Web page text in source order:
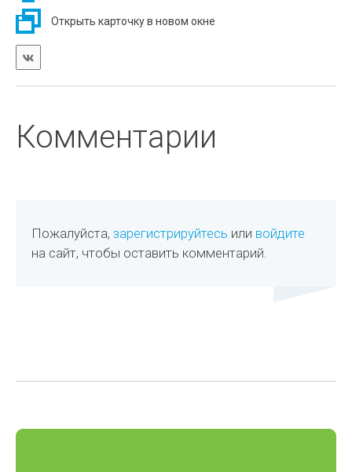
Открыть карточку в новом окне
Комментарии
Пожалуйста,зарегистрируйтесь или войдите
на сайт, чтобы оставить комментарий.